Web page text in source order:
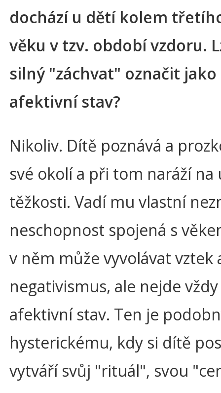
dochází u dětí kolem
věku v tzv. období vzdoru.
silný "záchvat" označit jako
afektivní stav?
Nikoliv. Dítě poznává a
své okolí a při tom naráží na
těžkosti. Vadí mu vlastní
neschopnost spojená s
v něm může vyvolávat vztek
negativismus, ale nejde
afektivní stav. Ten je
hysterickému, kdy si dítě
vytváří svůj "rituál", svou